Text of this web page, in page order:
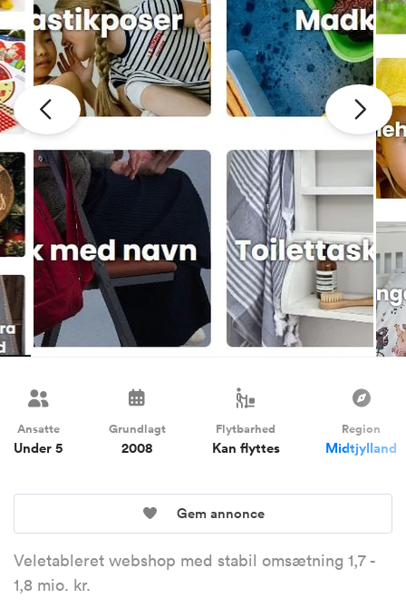
Ansatte
Under 5
Grundlagt
2008
Flytbarhed
Kan flyttes
Region
Midtjylland
Gem annonce
Veletableret webshop med stabil omsætning 1,7 -
1,8 mio. kr.